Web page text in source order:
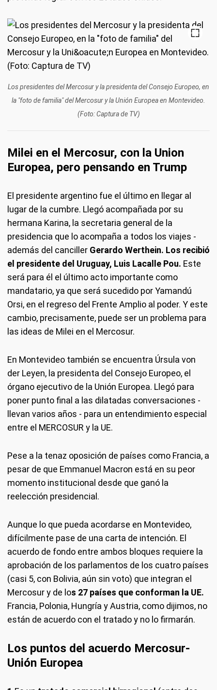
Los presidentes del Mercosur y la presidenta del Consejo Europeo, en
la "foto de familia" del Mercosur y la Unión Europea en Montevideo.
(Foto: Captura de TV)
Milei en el Mercosur, con la Union
Europea, pero pensando en Trump
El presidente argentino fue el último en llegar al
lugar de la cumbre. Llegó acompañada por su
hermana Karina, la secretaria general de la
presidencia que lo acompaña a todos los viajes -
además del canciller Gerardo Werthein. Los recibió
el presidente del Uruguay, Luis Lacalle Pou. Este
será para él el último acto importante como
mandatario, ya que será sucedido por Yamandú
Orsi, en el regreso del Frente Amplio al poder. Y este
cambio, precisamente, puede ser un problema para
las ideas de Milei en el Mercosur.
En Montevideo también se encuentra Úrsula von
der Leyen, la presidenta del Consejo Europeo, el
órgano ejecutivo de la Unión Europea. Llegó para
poner punto final a las dilatadas conversaciones -
llevan varios años - para un entendimiento especial
entre el MERCOSUR y la UE.
Pese a la tenaz oposición de países como Francia, a
pesar de que Emmanuel Macron está en su peor
momento institucional desde que ganó la
reelección presidencial.
Aunque lo que pueda acordarse en Montevideo,
difícilmente pase de una carta de intención. El
acuerdo de fondo entre ambos bloques requiere la
aprobación de los parlamentos de los cuatro países
(casi 5, con Bolivia, aún sin voto) que integran el
Mercosur y de los 27 países que conforman la UE.
Francia, Polonia, Hungría y Austria, como dijimos, no
están de acuerdo con el tratado y no lo firmarán.
Los puntos del acuerdo Mercosur-
Unión Europea